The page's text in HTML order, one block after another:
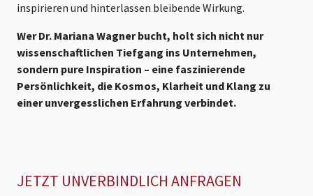
inspirieren und hinterlassen bleibende Wirkung.
Wer Dr. Mariana Wagner bucht, holt sich nicht nur
wissenschaftlichen Tiefgang ins Unternehmen,
sondern pure Inspiration – eine faszinierende
Persönlichkeit, die Kosmos, Klarheit und Klang zu
einer unvergesslichen Erfahrung verbindet.
JETZT UNVERBINDLICH ANFRAGEN